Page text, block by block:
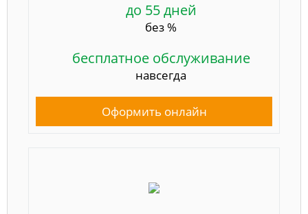
до 55 дней
без %
бесплатное обслуживание
навсегда
Оформить онлайн